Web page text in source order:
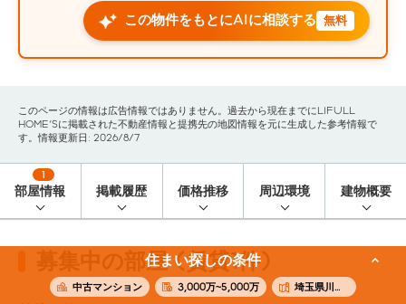
住まい探しの条件
中古マンション 3,000万~5,000万 埼玉県川口市
この物件をもとにAIに相談する 無料
このページの情報は広告情報ではありません。過去から現在までにLIFULL
HOME'Sに掲載された不動産情報と提携先の地図情報を元に生成した参考情報で
す。情報更新日: 2026/8/7
部屋情報
1
掲載履歴 価格推移 周辺環境 建物概要
募集中の部屋 (賃貸1件)